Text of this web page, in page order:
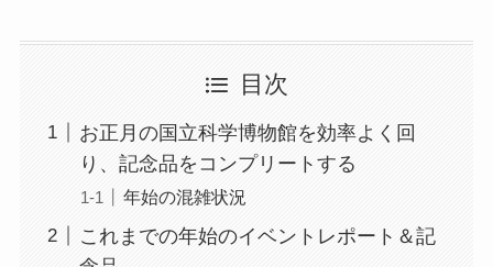
目次
お正月の国立科学博物館を効率よく回
り、記念品をコンプリートする
年始の混雑状況
これまでの年始のイベントレポート＆記